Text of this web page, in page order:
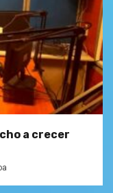
a crecer